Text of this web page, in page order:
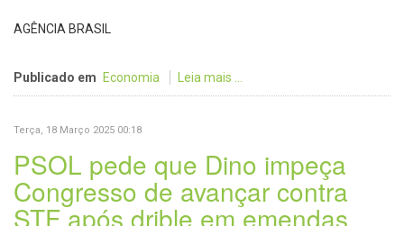
AGÊNCIA BRASIL
Publicado em Economia Leia mais ...
Terça, 18 Março 2025 00:18
PSOL pede que Dino impeça
Congresso de avançar contra
STF após drible em emendas